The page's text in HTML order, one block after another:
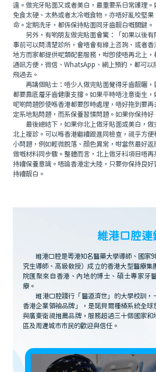
遠。做完牙貼面又或者美白，最重要系日常護理
免食太硬、太熱或者太冷嘅食物，亦唔好亂咬堅
命。定期洗牙，都係保持貼面同牙齒靓白嘅關鍵。
另外，有啲朋友做完貼面會驚：「如果以後有
事前可以問清楚診所，會唔會有線上咨詢、或者
地方而家都提供呢類配套服務，咁即使唔再北上
通訊方便，微信、WhatsApp、網上預約，都可以
飛過去。
再講個貼士：唔少人做完貼面覺得牙齒靓曬，
都要靠底層牙齒健康支撐。如果平時唔注意衛生，
呢啲問題即使喺香港都要即時處理，唔好拖到要
定系地點問題，而系保養習慣問題。如果你保持好
最後總結下，如果你北上做牙貼面或美白，做
北上複診。可以喺香港繼續跟進同檢查，視乎方
小問題，例如輕微脫落、顔色異常，咁當然最好
做嘅材料同步驟。整體而言，北上做牙科項目唔
持續保養意識。唔論香港定大陸，只要你保持良
持續靓白。
維港口腔連
維港口腔是粵港知名醫藥大學導師、國家
究生導師、高級教授）成立的香港大型醫療集
院匯聚來自香港、內地的博士、碩士專家牙
療。
維港口腔踐行「醫道濟世」的大學校訓，
香港企業領袖品牌」，是諾貝爾種植系統全
與廣東衛視推薦品牌，服務超過三十個國家
區及周邊城市市民的歡迎與信任。